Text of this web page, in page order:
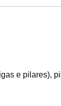
e pilares),